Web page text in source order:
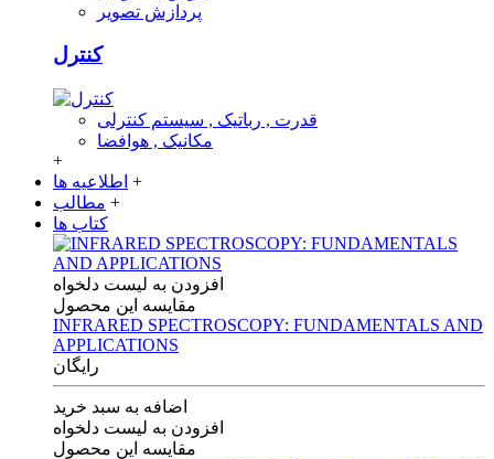
پردازش تصویر
کنترل
قدرت , رباتیک , سیستم کنترلی
مکانیک , هوافضا
+
اطلاعیه ها +
مطالب +
کتاب ها
افزودن به لیست دلخواه
مقایسه این محصول
INFRARED SPECTROSCOPY: FUNDAMENTALS AND
APPLICATIONS
رایگان
اضافه به سبد خرید
افزودن به لیست دلخواه
مقایسه این محصول